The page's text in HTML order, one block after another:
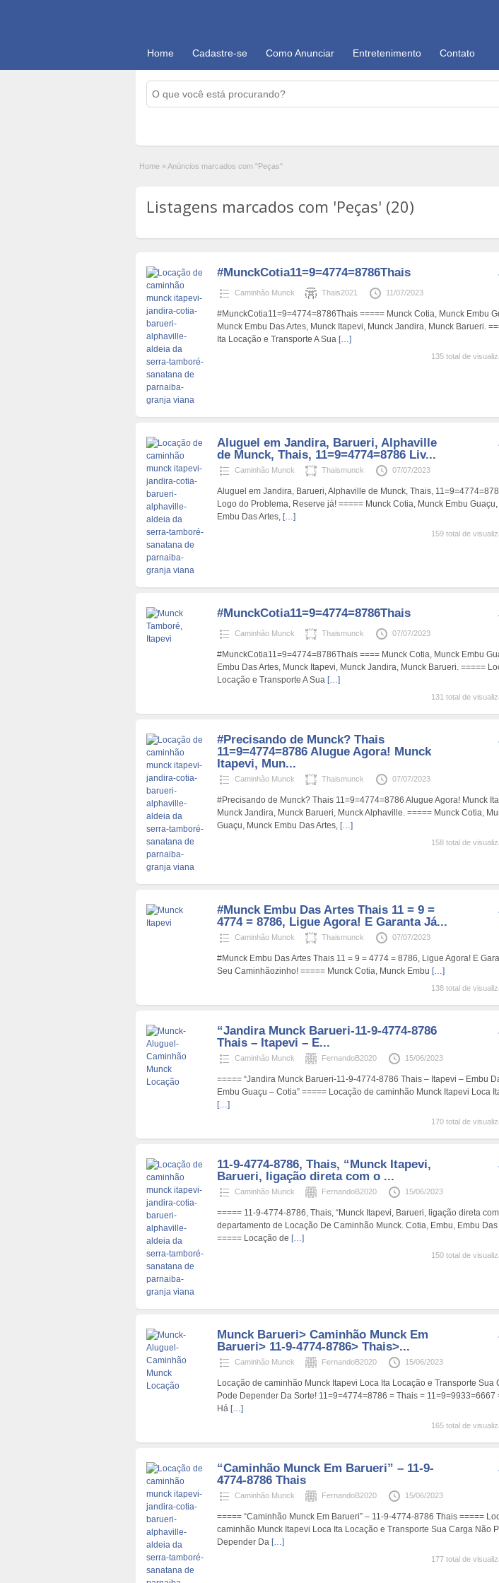
Home Cadastre-se Como Anunciar Entretenimento Contato
Home »Anúncios marcados com "Peças"
Listagens marcados com 'Peças' (20)
#MunckCotia11=9=4774=8786Thais
Caminhão Munck Thais2021 11/07/2023
#MunckCotia11=9=4774=8786Thais ===== Munck Cotia, Munck Embu
Munck Embu Das Artes, Munck Itapevi, Munck Jandira, Munck Barueri.
Ita Locação e Transporte A Sua […]
135 total de
Aluguel em Jandira, Barueri, Alphaville
de Munck, Thais, 11=9=4774=8786 Liv...
Caminhão Munck Thaismunck 07/07/2023
Aluguel em Jandira, Barueri, Alphaville de Munck, Thais,
Logo do Problema, Reserve já! ===== Munck Cotia, Munck Embu
Embu Das Artes, […]
159 total de
#MunckCotia11=9=4774=8786Thais
Caminhão Munck Thaismunck 07/07/2023
#MunckCotia11=9=4774=8786Thais ==== Munck Cotia, Munck Embu
Embu Das Artes, Munck Itapevi, Munck Jandira, Munck Barueri. =====
Locação e Transporte A Sua […]
131 total de
#Precisando de Munck? Thais
11=9=4774=8786 Alugue Agora! Munck
Itapevi, Mun...
Caminhão Munck Thaismunck 07/07/2023
#Precisando de Munck? Thais 11=9=4774=8786 Alugue Agora! Munck
Munck Jandira, Munck Barueri, Munck Alphaville. ===== Munck Cotia,
Guaçu, Munck Embu Das Artes, […]
158 total de
#Munck Embu Das Artes Thais 11 = 9 =
4774 = 8786, Ligue Agora! E Garanta Já...
Caminhão Munck Thaismunck 07/07/2023
#Munck Embu Das Artes Thais 11 = 9 = 4774 = 8786, Ligue Agora! E
Seu Caminhãozinho! ===== Munck Cotia, Munck Embu […]
138 total de
“Jandira Munck Barueri-11-9-4774-8786
Thais – Itapevi – E...
Caminhão Munck FernandoB2020 15/06/2023
===== “Jandira Munck Barueri-11-9-4774-8786 Thais – Itapevi – Embu
Embu Guaçu – Cotia” ===== Locação de caminhão Munck Itapevi Loca
[…]
170 total de
11-9-4774-8786, Thais, “Munck Itapevi,
Barueri, ligação direta com o ...
Caminhão Munck FernandoB2020 15/06/2023
===== 11-9-4774-8786, Thais, “Munck Itapevi, Barueri, ligação direta
departamento de Locação De Caminhão Munck. Cotia, Embu, Embu Das
===== Locação de […]
150 total de
Munck Barueri> Caminhão Munck Em
Barueri> 11-9-4774-8786> Thais>...
Caminhão Munck FernandoB2020 15/06/2023
Locação de caminhão Munck Itapevi Loca Ita Locação e Transporte Sua
Pode Depender Da Sorte! 11=9=4774=8786 = Thais = 11=9=9933=6667
Há […]
165 total de
“Caminhão Munck Em Barueri” – 11-9-
4774-8786 Thais
Caminhão Munck FernandoB2020 15/06/2023
===== “Caminhão Munck Em Barueri” – 11-9-4774-8786 Thais =====
caminhão Munck Itapevi Loca Ita Locação e Transporte Sua Carga Não
Depender Da […]
177 total de